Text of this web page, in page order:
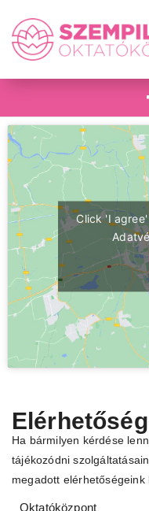
Click 'I
Ha bármilyen kérdése
tájékozódni
megadott elérhetőségeink
Oktatóközpont